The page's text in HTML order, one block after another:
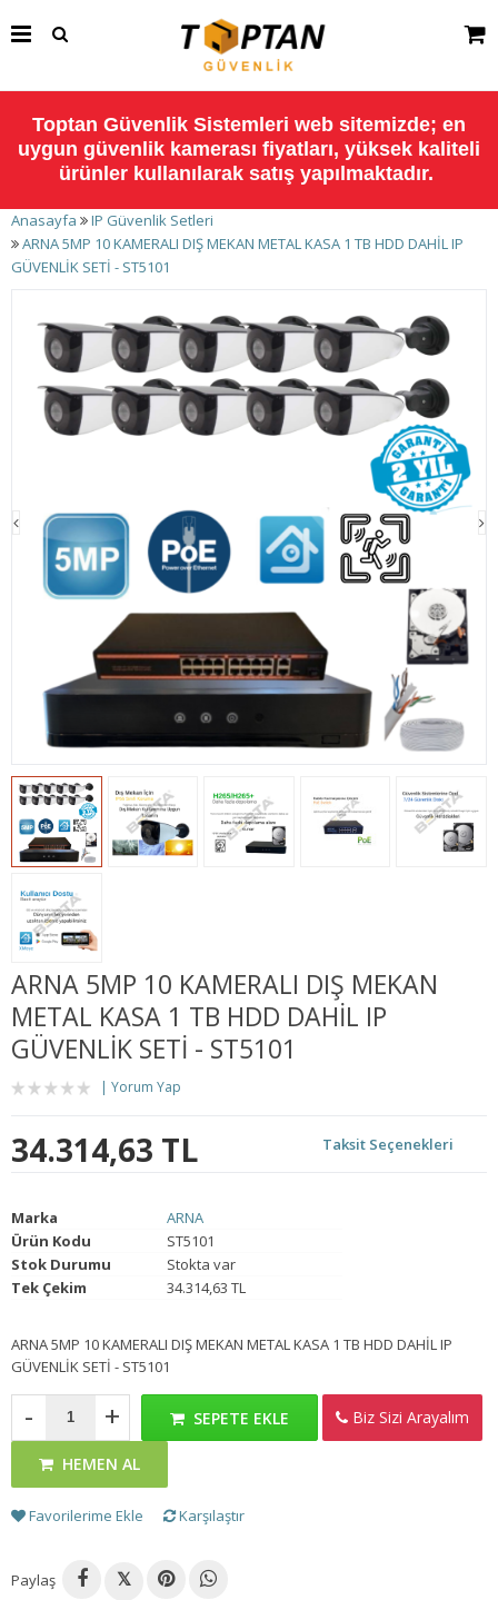
Toptan Güvenlik Sistemleri web sitemizde; en
uygun güvenlik kamerası fiyatları, yüksek kaliteli
ürünler kullanılarak satış yapılmaktadır.
Anasayfa
IP Güvenlik Setleri
ARNA 5MP 10 KAMERALI DIŞ MEKAN METAL KASA 1 TB HDD DAHİL IP
GÜVENLİK SETİ - ST5101
ARNA 5MP 10 KAMERALI DIŞ MEKAN
METAL KASA 1 TB HDD DAHİL IP
GÜVENLİK SETİ - ST5101
Yorum Yap
34.314,63 TL Taksit Seçenekleri
Marka
ARNA
Ürün Kodu
ST5101
Stok Durumu
Stokta var
Tek Çekim
34.314,63 TL
ARNA 5MP 10 KAMERALI DIŞ MEKAN METAL KASA 1 TB HDD DAHİL IP
GÜVENLİK SETİ - ST5101
- + SEPETE EKLE
HEMEN AL
Favorilerime Ekle Karşılaştır
Biz Sizi Arayalım
Paylaş 𝕏